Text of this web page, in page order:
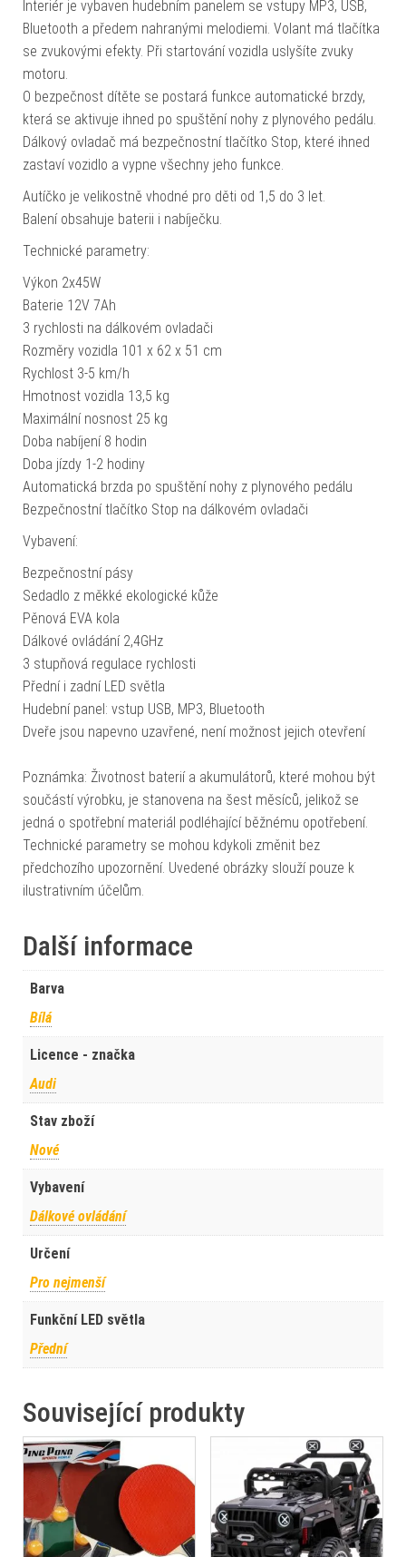
Interiér je vybaven hudebním panelem se vstupy MP3, USB,
Bluetooth a předem nahranými melodiemi. Volant má tlačítka
se zvukovými efekty. Při startování vozidla uslyšíte zvuky
motoru.
O bezpečnost dítěte se postará funkce automatické brzdy,
která se aktivuje ihned po spuštění nohy z plynového pedálu.
Dálkový ovladač má bezpečnostní tlačítko Stop, které ihned
zastaví vozidlo a vypne všechny jeho funkce.
Autíčko je velikostně vhodné pro děti od 1,5 do 3 let.
Balení obsahuje baterii i nabíječku.
Technické parametry:
Výkon 2x45W
Baterie 12V 7Ah
3 rychlosti na dálkovém ovladači
Rozměry vozidla 101 x 62 x 51 cm
Rychlost 3-5 km/h
Hmotnost vozidla 13,5 kg
Maximální nosnost 25 kg
Doba nabíjení 8 hodin
Doba jízdy 1-2 hodiny
Automatická brzda po spuštění nohy z plynového pedálu
Bezpečnostní tlačítko Stop na dálkovém ovladači
Vybavení:
Bezpečnostní pásy
Sedadlo z měkké ekologické kůže
Pěnová EVA kola
Dálkové ovládání 2,4GHz
3 stupňová regulace rychlosti
Přední i zadní LED světla
Hudební panel: vstup USB, MP3, Bluetooth
Dveře jsou napevno uzavřené, není možnost jejich otevření
Poznámka: Životnost baterií a akumulátorů, které mohou být
součástí výrobku, je stanovena na šest měsíců, jelikož se
jedná o spotřební materiál podléhající běžnému opotřebení.
Technické parametry se mohou kdykoli změnit bez
předchozího upozornění. Uvedené obrázky slouží pouze k
ilustrativním účelům.
Další informace
Barva
Bílá
Licence - značka
Audi
Stav zboží
Nové
Vybavení
Dálkové ovládání
Určení
Pro nejmenší
Funkční LED světla
Přední
Související produkty